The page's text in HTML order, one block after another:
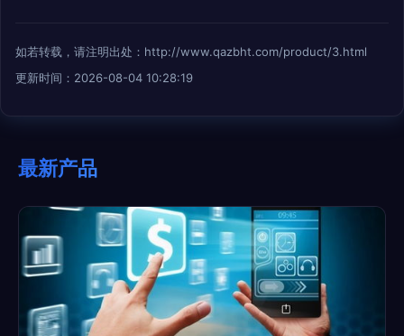
如若转载，请注明出处：http://www.qazbht.com/product/3.html
更新时间：2026-08-04 10:28:19
最新产品